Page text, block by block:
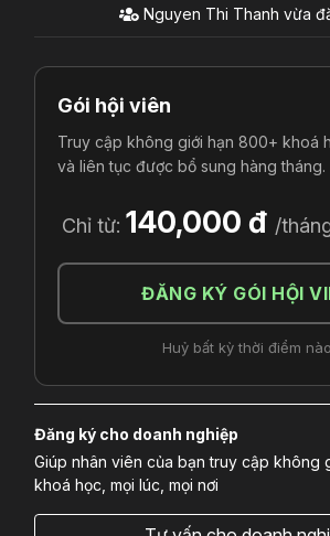
Gói hội viên
Truy cập không giới hạn 800+ khoá
và liên tục được bổ sung hàng tháng.
Chỉ từ: 140,000 đ /
ĐĂNG KÝ GÓI HỘI
Huỷ bất kỳ thời điểm nào
Đăng ký cho doanh nghiệp
Giúp nhân viên của bạn truy cập không
khoá học, mọi lúc, mọi nơi